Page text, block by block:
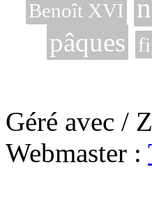
Benoît XVI
pâques
Géré avec /
Webmaster :